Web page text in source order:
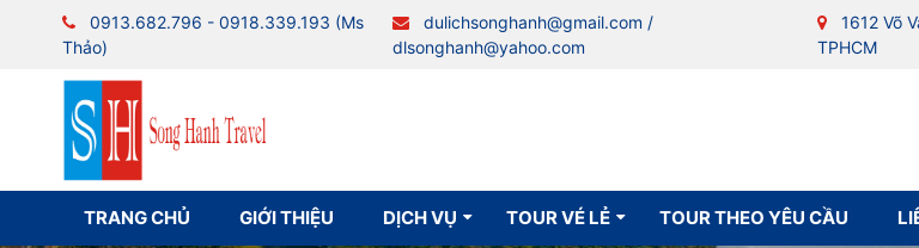
0913.682.796 - 0918.339.193 (Ms
Thảo)
dulichsonghanh@gmail.com /
dlsonghanh@yahoo.com
1612 Võ
TPHCM
TRANG CHỦ GIỚI THIỆU DỊCH VỤ TOUR VÉ LẺ TOUR THEO YÊU CẦU